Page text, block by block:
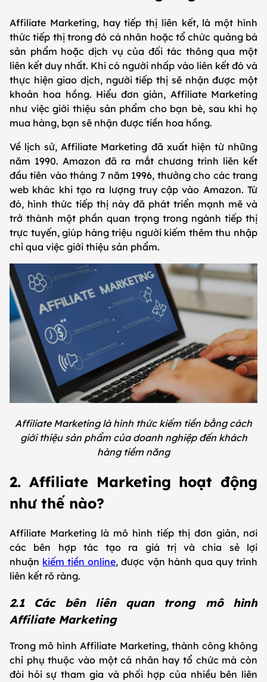
Affiliate Marketing, hay tiếp thị liên kết, là một hình
thức tiếp thị trong đó cá nhân hoặc tổ chức quảng bá
sản phẩm hoặc dịch vụ của đối tác thông qua một
liên kết duy nhất. Khi có người nhấp vào liên kết đó và
thực hiện giao dịch, người tiếp thị sẽ nhận được một
khoản hoa hồng. Hiểu đơn giản, Affiliate Marketing
như việc giới thiệu sản phẩm cho bạn bè, sau khi họ
mua hàng, bạn sẽ nhận được tiền hoa hồng.
Về lịch sử, Affiliate Marketing đã xuất hiện từ những
năm 1990. Amazon đã ra mắt chương trình liên kết
đầu tiên vào tháng 7 năm 1996, thưởng cho các trang
web khác khi tạo ra lượng truy cập vào Amazon. Từ
đó, hình thức tiếp thị này đã phát triển mạnh mẽ và
trở thành một phần quan trọng trong ngành tiếp thị
trực tuyến, giúp hàng triệu người kiếm thêm thu nhập
chỉ qua việc giới thiệu sản phẩm.
Affiliate Marketing là hình thức kiếm tiền bằng cách
giới thiệu sản phẩm của doanh nghiệp đến khách
hàng tiềm năng
2. Affiliate Marketing hoạt động
như thế nào?
Affiliate Marketing là mô hình tiếp thị đơn giản, nơi
các bên hợp tác tạo ra giá trị và chia sẻ lợi
nhuận kiếm tiền online, được vận hành qua quy trình
liên kết rõ ràng.
2.1 Các bên liên quan trong mô hình
Affiliate Marketing
Trong mô hình Affiliate Marketing, thành công không
chỉ phụ thuộc vào một cá nhân hay tổ chức mà còn
đòi hỏi sự tham gia và phối hợp của nhiều bên liên